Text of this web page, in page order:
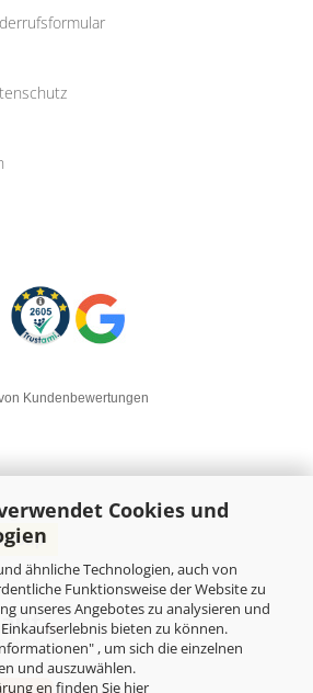
Cookies und
ähnliche Technologien, auch von
Funktionsweise der Website zu
unseres Angebotes zu analysieren und
bieten zu können.
, um sich die einzelnen
und auszuwählen.
en finden Sie hier
Kundenbewertungen